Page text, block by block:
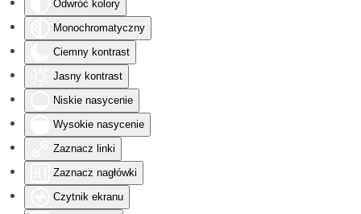
Odwróć kolory
Monochromatyczny
Ciemny kontrast
Jasny kontrast
Niskie nasycenie
Wysokie nasycenie
Zaznacz linki
Zaznacz nagłówki
Czytnik ekranu